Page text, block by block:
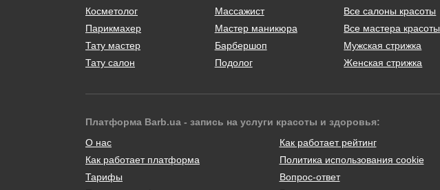
Косметолог
Массажист
Парикмахер
Мастер маникюра
Тату мастер
Барбершоп
Тату салон
Подолог
Все салоны красоты
Все мастера красоты
Мужская стрижка
Женская стрижка
Платформа Barb.ua - запись на услуги красоты и здоровья:
О нас
Как работает платформа
Тарифы
Как работает рейтинг
Политика использования cookie
Вопрос-ответ